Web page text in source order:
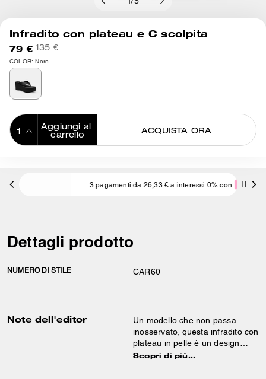
/5
Infradito con plateau e C scolpita
79 € 135 €
COLOR: Nero
Aggiungi al
carrello
ACQUISTA ORA
3 pagamenti da 26,33 € a interessi 0% con
Dettagli prodotto
NUMERO DI STILE CAR60
Note dell'editor
Un modello che non passa
inosservato, questa infradito con
plateau in pelle è un design
d’ispirazione rétro, impreziosito
Scopri di più…